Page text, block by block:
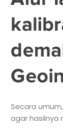
Secara
agar hasilnya